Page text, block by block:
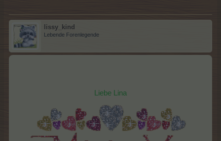
lissy_kind
Lebende Forenlegende
Liebe Lina